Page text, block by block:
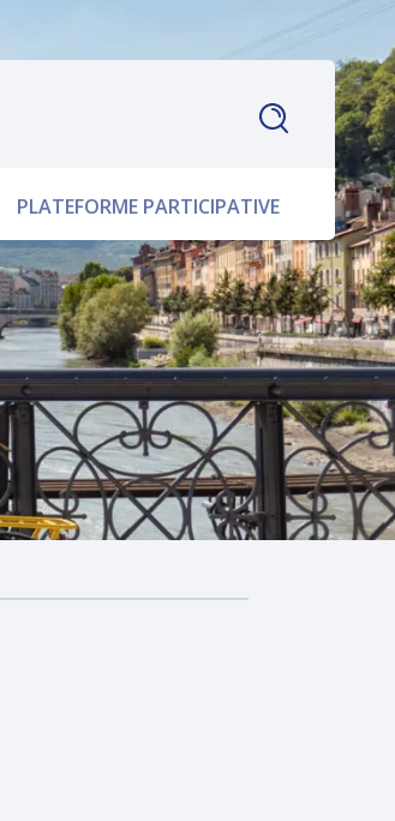
PLATEFORME PARTICIPATIVE